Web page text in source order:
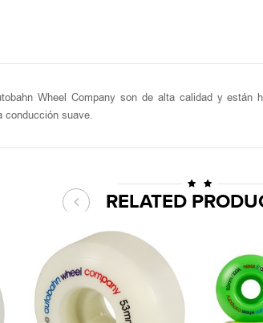
Wheel Company son de alta calidad y
conducción suave.
RELATED